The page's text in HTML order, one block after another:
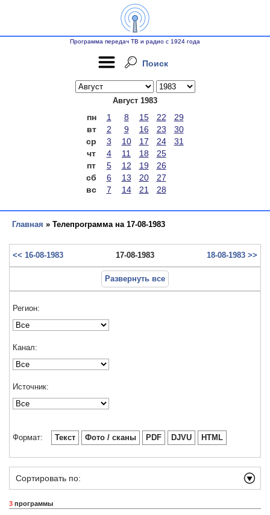
Программа передач ТВ и радио с 1924 года
Поиск
Август 1983
пн 1 8 15 22
29
вт
2 9 16 23
30
ср
3 10 17 24
31
чт
4 11 18
25
пт
5 12 19
26
сб
6 13 20
27
вс
7 14 21 28
Главная » Телепрограмма на 17-08-1983
<< 16-08-1983 17-08-1983 18-08-1983 >>
Развернуть все
Регион:
Канал:
Источник:
Формат: Текст Фото / сканы PDF DJVU HTML
Сортировать по:
3 программы